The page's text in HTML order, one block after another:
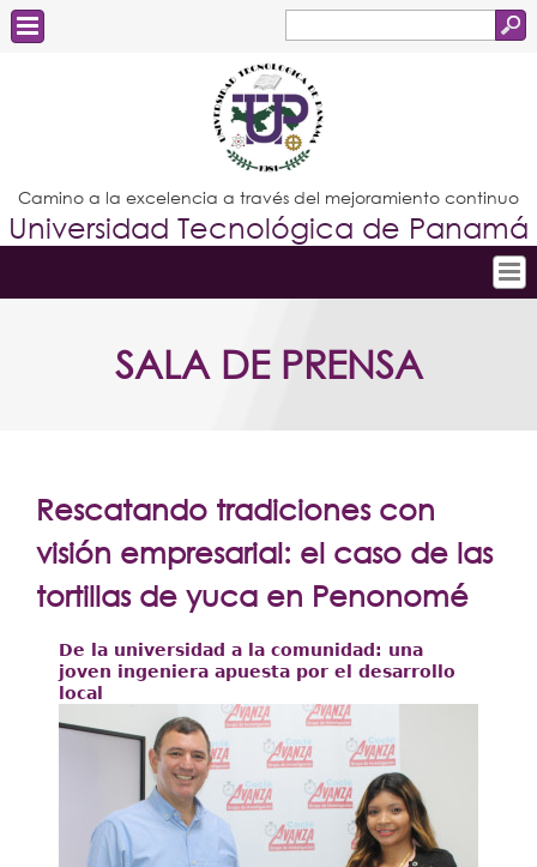
de
búsqueda
Estudiantes
Docentes
Administrativos
Graduados
Camino a la excelencia a través del mejoramiento continuo
Universidad Tecnológica de Panamá
Conoce la UTP
Postgrados
Extensión
Facultades
Servicios
Internacional
Transparencia
SALA DE PRENSA
Rescatando tradiciones con
visión empresarial: el caso de las
tortillas de yuca en Penonomé
De la universidad a la comunidad: una
joven ingeniera apuesta por el desarrollo
local